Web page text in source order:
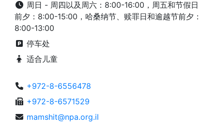
周日 - 周四以及周六：8:00-16:00，周五和节假日
前夕：8:00-15:00，哈桑纳节、赎罪日和逾越节前夕：
8:00-13:00
停车处
适合儿童
+972-8-6556478
+972-8-6571529
mamshit@npa.org.il